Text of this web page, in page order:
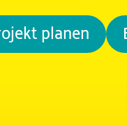
planen